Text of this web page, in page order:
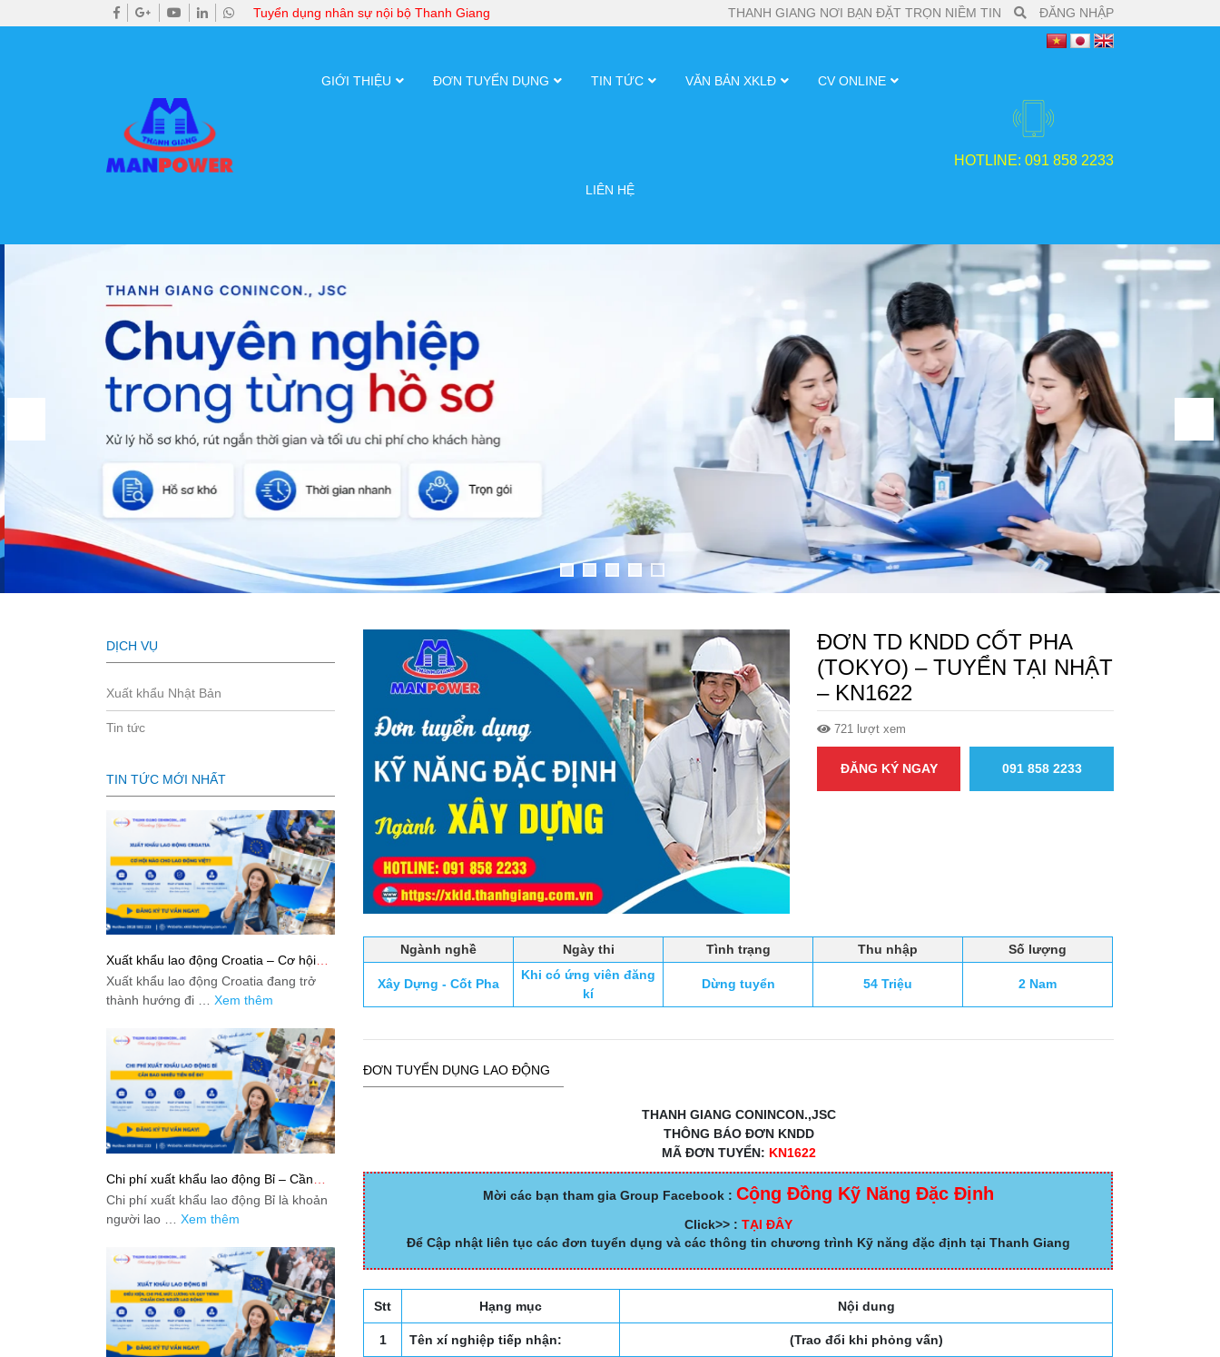
Tuyển dụng nhân sự nội bộ Thanh Giang THANH GIANG NƠI BẠN ĐẶT TRỌN NIỀM TIN ĐĂNG NHẬP
GIỚI THIỆU ĐƠN TUYỂN DỤNG TIN TỨC VĂN BẢN XKLĐ CV ONLINE
LIÊN HỆ
HOTLINE: 091 858 2233
ĐƠN TD KNDD CỐT PHA
(TOKYO) – TUYỂN TẠI NHẬT
– KN1622
721 lượt xem
ĐĂNG KÝ NGAY 091 858 2233
Ngành nghề Ngày thi Tình trạng Thu nhập Số lượng
Xây Dựng - Cốt Pha
Khi có ứng viên đăng
kí
Dừng tuyển 54 Triệu 2 Nam
ĐƠN TUYỂN DỤNG LAO ĐỘNG
THANH GIANG CONINCON.,JSC
THÔNG BÁO ĐƠN KNDD
MÃ ĐƠN TUYỂN: KN1622
Mời các bạn tham gia Group Facebook : Cộng Đồng Kỹ Năng Đặc Định
Click>> : TẠI ĐÂY
Để Cập nhật liên tục các đơn tuyển dụng và các thông tin chương trình Kỹ năng đặc định tại Thanh Giang
Stt Hạng mục Nội dung
1 Tên xí nghiệp tiếp nhận: (Trao đổi khi phỏng vấn)
DỊCH VỤ
Xuất khẩu Nhật Bản
Tin tức
TIN TỨC MỚI NHẤT
Xuất khẩu lao động Croatia – Cơ hội
nào cho lao động Việt?
Xuất khẩu lao động Croatia đang trở
thành hướng đi … Xem thêm
Chi phí xuất khẩu lao động Bỉ – Cần
bao nhiêu tiền để đi?
Chi phí xuất khẩu lao động Bỉ là khoản
người lao … Xem thêm